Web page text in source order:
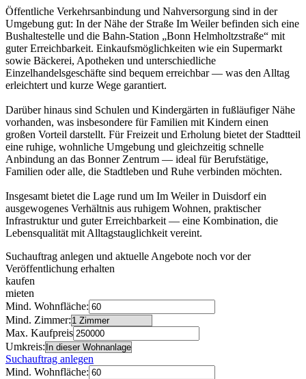
Öffentliche Verkehrsanbindung und Nahversorgung sind in der
Umgebung gut: In der Nähe der Straße Im Weiler befinden sich eine
Bushaltestelle und die Bahn-Station „Bonn Helmholtzstraße“ mit
guter Erreichbarkeit. Einkaufsmöglichkeiten wie ein Supermarkt
sowie Bäckerei, Apotheken und unterschiedliche
Einzelhandelsgeschäfte sind bequem erreichbar — was den Alltag
erleichtert und kurze Wege garantiert.
Darüber hinaus sind Schulen und Kindergärten in fußläufiger Nähe
vorhanden, was insbesondere für Familien mit Kindern einen
großen Vorteil darstellt. Für Freizeit und Erholung bietet der Stadtteil
eine ruhige, wohnliche Umgebung und gleichzeitig schnelle
Anbindung an das Bonner Zentrum — ideal für Berufstätige,
Familien oder alle, die Stadtleben und Ruhe verbinden möchten.
Insgesamt bietet die Lage rund um Im Weiler in Duisdorf ein
ausgewogenes Verhältnis aus ruhigem Wohnen, praktischer
Infrastruktur und guter Erreichbarkeit — eine Kombination, die
Lebensqualität mit Alltagstauglichkeit vereint.
Suchauftrag anlegen und aktuelle Angebote noch vor der
Veröffentlichung erhalten
kaufen
mieten
Mind. Wohnfläche:
Mind. Zimmer:
Max. Kaufpreis
Umkreis:
Suchauftrag anlegen
Mind. Wohnfläche: